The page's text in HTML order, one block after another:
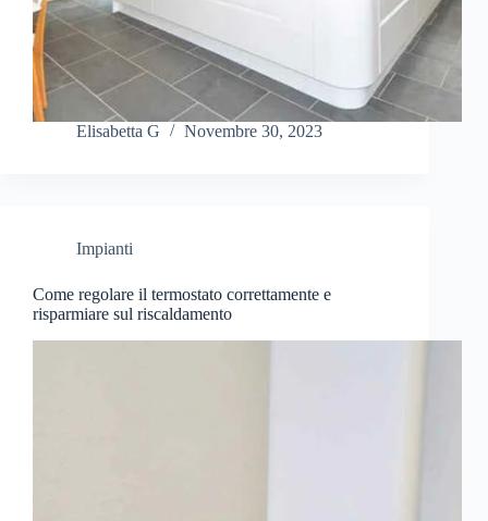
Elisabetta G Novembre 30, 2023
Impianti
Come regolare il termostato correttamente e
risparmiare sul riscaldamento